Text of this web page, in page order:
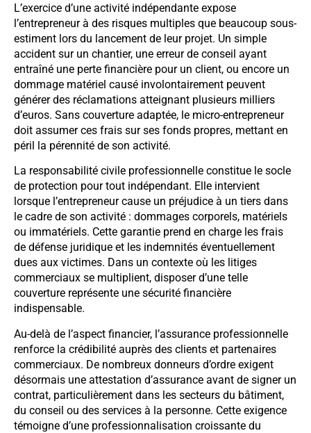
L’exercice d’une activité indépendante expose
l’entrepreneur à des risques multiples que beaucoup sous-
estiment lors du lancement de leur projet. Un simple
accident sur un chantier, une erreur de conseil ayant
entraîné une perte financière pour un client, ou encore un
dommage matériel causé involontairement peuvent
générer des réclamations atteignant plusieurs milliers
d’euros. Sans couverture adaptée, le micro-entrepreneur
doit assumer ces frais sur ses fonds propres, mettant en
péril la pérennité de son activité.
La responsabilité civile professionnelle constitue le socle
de protection pour tout indépendant. Elle intervient
lorsque l’entrepreneur cause un préjudice à un tiers dans
le cadre de son activité : dommages corporels, matériels
ou immatériels. Cette garantie prend en charge les frais
de défense juridique et les indemnités éventuellement
dues aux victimes. Dans un contexte où les litiges
commerciaux se multiplient, disposer d’une telle
couverture représente une sécurité financière
indispensable.
Au-delà de l’aspect financier, l’assurance professionnelle
renforce la crédibilité auprès des clients et partenaires
commerciaux. De nombreux donneurs d’ordre exigent
désormais une attestation d’assurance avant de signer un
contrat, particulièrement dans les secteurs du bâtiment,
du conseil ou des services à la personne. Cette exigence
témoigne d’une professionnalisation croissante du